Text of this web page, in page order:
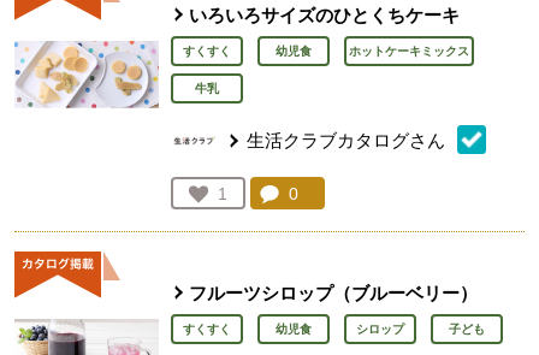
いろいろサイズのひとくちケーキ
すくすく 幼児食 ホットケーキミックス
牛乳
生活クラブカタログさん
お気に入り登録：
1
人が登録
コメント：
0
フルーツシロップ（ブルーベリー）
すくすく 幼児食 シロップ 子ども